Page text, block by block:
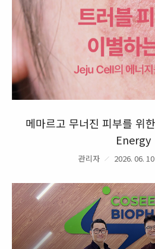
메마르고 무너진 피부를 위
Energy
관리자 2026. 06. 10